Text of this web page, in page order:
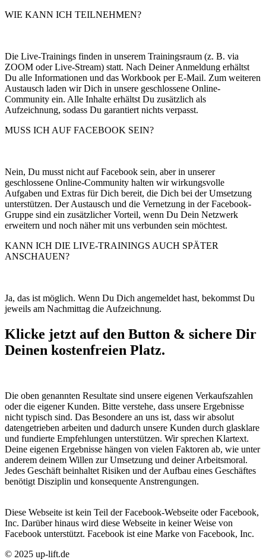
WIE KANN ICH TEILNEHMEN?
Die Live-Trainings finden in unserem Trainingsraum (z. B. via
ZOOM oder Live-Stream) statt. Nach Deiner Anmeldung erhältst
Du alle Informationen und das Workbook per E-Mail. Zum weiteren
Austausch laden wir Dich in unsere geschlossene Online-
Community ein. Alle Inhalte erhältst Du zusätzlich als
Aufzeichnung, sodass Du garantiert nichts verpasst.
MUSS ICH AUF FACEBOOK SEIN?
Nein, Du musst nicht auf Facebook sein, aber in unserer
geschlossene Online-Community halten wir wirkungsvolle
Aufgaben und Extras für Dich bereit, die Dich bei der Umsetzung
unterstützen. Der Austausch und die Vernetzung in der Facebook-
Gruppe sind ein zusätzlicher Vorteil, wenn Du Dein Netzwerk
erweitern und noch näher mit uns verbunden sein möchtest.
KANN ICH DIE LIVE-TRAININGS AUCH SPÄTER
ANSCHAUEN?
Ja, das ist möglich. Wenn Du Dich angemeldet hast, bekommst Du
jeweils am Nachmittag die Aufzeichnung.
Klicke jetzt auf den Button & sichere Dir
Deinen kostenfreien Platz.
Die oben genannten Resultate sind unsere eigenen Verkaufszahlen
oder die eigener Kunden. Bitte verstehe, dass unsere Ergebnisse
nicht typisch sind. Das Besondere an uns ist, dass wir absolut
datengetrieben arbeiten und dadurch unsere Kunden durch glasklare
und fundierte Empfehlungen unterstützen. Wir sprechen Klartext.
Deine eigenen Ergebnisse hängen von vielen Faktoren ab, wie unter
anderem deinem Willen zur Umsetzung und deiner Arbeitsmoral.
Jedes Geschäft beinhaltet Risiken und der Aufbau eines Geschäftes
benötigt Disziplin und konsequente Anstrengungen.
Diese Webseite ist kein Teil der Facebook-Webseite oder Facebook,
Inc. Darüber hinaus wird diese Webseite in keiner Weise von
Facebook unterstützt. Facebook ist eine Marke von Facebook, Inc.
© 2025 up-lift.de